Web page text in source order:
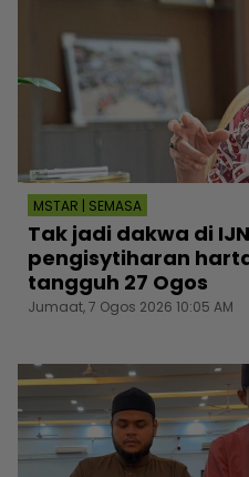
MSTAR | SEMASA
Tak jadi dakwa di
pengisytiharan
tangguh 27 Ogos
Jumaat, 7 Ogos 2026 10:05 AM